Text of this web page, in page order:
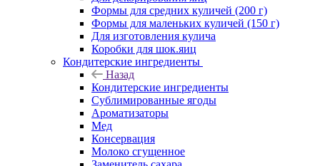
Формы для средних куличей (200 г)
Формы для маленьких куличей (150 г)
Для изготовления кулича
Коробки для шок.яиц
Кондитерские ингредиенты
Назад
Кондитерские ингредиенты
Сублимированные ягоды
Ароматизаторы
Мед
Консервация
Молоко сгущенное